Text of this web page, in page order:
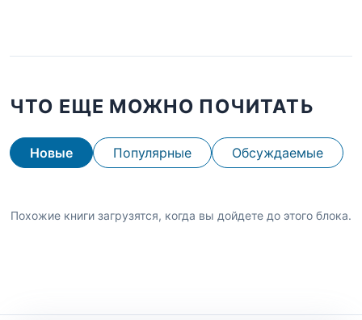
ЧТО ЕЩЕ МОЖНО ПОЧИТАТЬ
Новые Популярные Обсуждаемые
Похожие книги загрузятся, когда вы дойдете до этого блока.